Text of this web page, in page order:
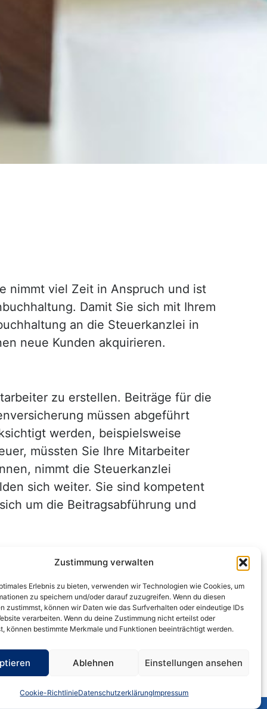
Zustimmung verwalten
Erlebnis zu bieten, verwenden wir Technologien wie Cookies, um
zu speichern und/oder darauf zuzugreifen. Wenn du diesen
zustimmst, können wir Daten wie das Surfverhalten oder eindeutige IDs
verarbeiten. Wenn du deine Zustimmung nicht erteilst oder
können bestimmte Merkmale und Funktionen beeinträchtigt werden.
Ablehnen Einstellungen ansehen
Cookie-RichtlinieDatenschutzerklärungImpressum
nimmt viel Zeit in Anspruch und ist
Damit Sie sich mit Ihrem
an die Steuerkanzlei in
neue Kunden akquirieren.
zu erstellen. Beiträge für die
müssen abgeführt
werden, beispielsweise
müssten Sie Ihre Mitarbeiter
nimmt die Steuerkanzlei
sich weiter. Sie sind kompetent
um die Beitragsabführung und
aus einer Hand. Die Mitarbeiter
Meldungen an die Krankenkassen
Altersvorsorge bieten,
berücksichtigen diese Leistungen